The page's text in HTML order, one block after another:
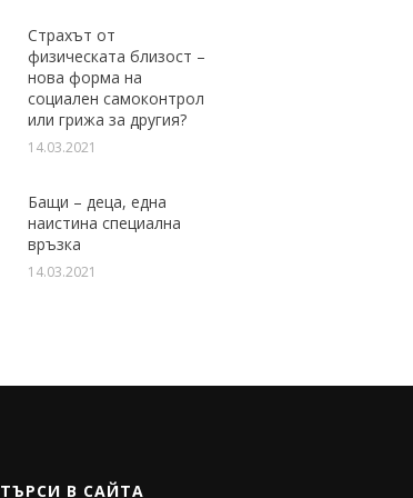
Страхът от
физическата близост –
нова форма на
социален самоконтрол
или грижа за другия?
14.03.2021
Бащи – деца, една
наистина специална
връзка
14.03.2021
ТЪРСИ В САЙТА